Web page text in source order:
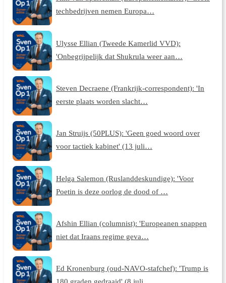
techbedrijven nemen Europa…
Ulysse Ellian (Tweede Kamerlid VVD):
'Onbegrijpelijk dat Shukrula weer aan…
Steven Decraene (Frankrijk-correspondent): 'In
eerste plaats worden slacht…
Jan Struijs (50PLUS): 'Geen goed woord over
voor tactiek kabinet' (13 juli…
Helga Salemon (Ruslanddeskundige): 'Voor
Poetin is deze oorlog de dood of …
Afshin Ellian (columnist): 'Europeanen snappen
niet dat Iraans regime geva…
Ed Kronenburg (oud-NAVO-stafchef): 'Trump is